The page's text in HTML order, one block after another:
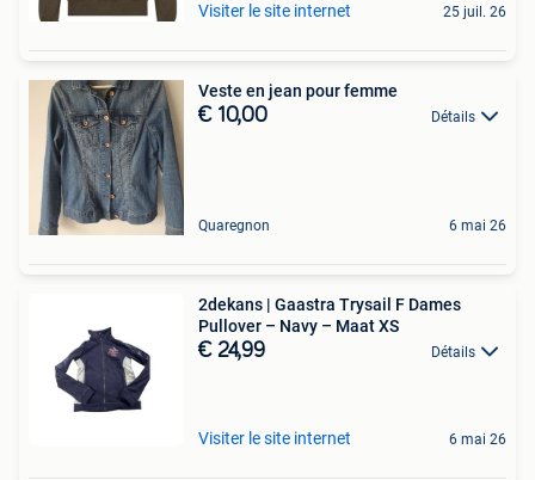
Visiter le site internet 25 juil. 26
Veste en jean pour femme
€ 10,00 Détails
Quaregnon 6 mai 26
2dekans | Gaastra Trysail F Dames
Pullover – Navy – Maat XS
€ 24,99 Détails
Visiter le site internet 6 mai 26